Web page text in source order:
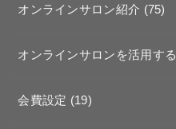
オンラインサロン紹介 (75)
オンラインサロンを活用する
会費設定 (19)